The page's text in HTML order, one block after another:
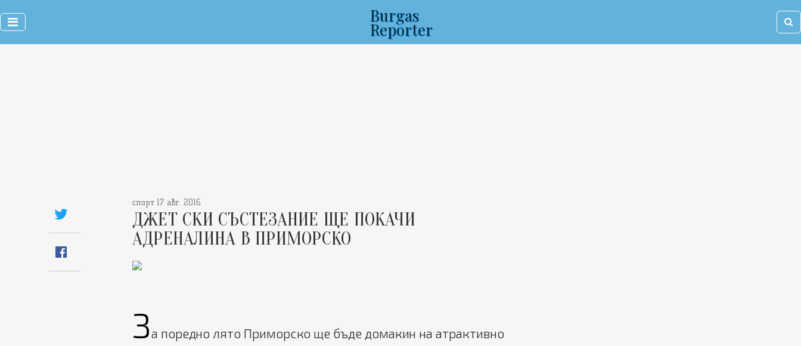
Burgas
Reporter
спорт 17 авг. 2016
ДЖЕТ СКИ СЪСТЕЗАНИЕ ЩЕ ПОКАЧИ
АДРЕНАЛИНА В ПРИМОРСКО
За поредно лято Приморско ще бъде домакин на атрактивно